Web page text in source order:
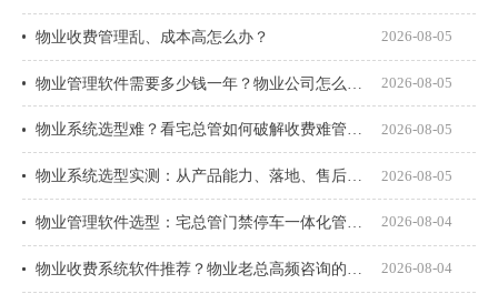
物业收费管理乱、成本高怎么办？ 2026-08-05
2026-08-05
物业系统选型难？看宅总管如何破解收费难管理乱 2026-08-05
2026-08-05
2026-08-04
2026-08-04